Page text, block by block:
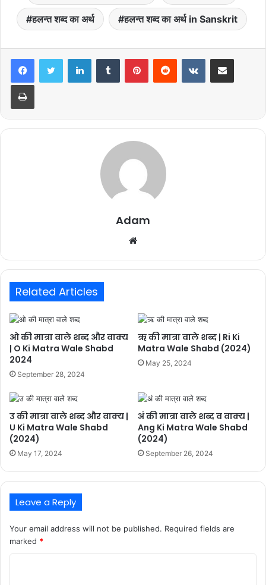
हलन्त शब्द का अर्थ हलन्त शब्द का अर्थ in Sanskrit
LinkedInTumblr PinterestReddit VKontakteShare via Email
Print
Adam
Related Articles
ओ की मात्रा वाले शब्द और वाक्य
| O Ki Matra Wale Shabd
2024
September 28, 2024
ऋ की मात्रा वाले शब्द | Ri Ki
Matra Wale Shabd (2024)
May 25, 2024
उ की मात्रा वाले शब्द और वाक्य |
U Ki Matra Wale Shabd
(2024)
May 17, 2024
अं की मात्रा वाले शब्द व वाक्य |
Ang Ki Matra Wale Shabd
(2024)
September 26, 2024
Leave a Reply
Your email address will not be published. Required fields are
marked *